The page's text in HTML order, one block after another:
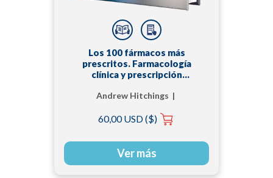
Los 100 fármacos más
prescritos. Farmacología
clínica y prescripción
Andrew Hitchings |
Daniel Burrage | Emma
60,00 USD ($)
Ver más